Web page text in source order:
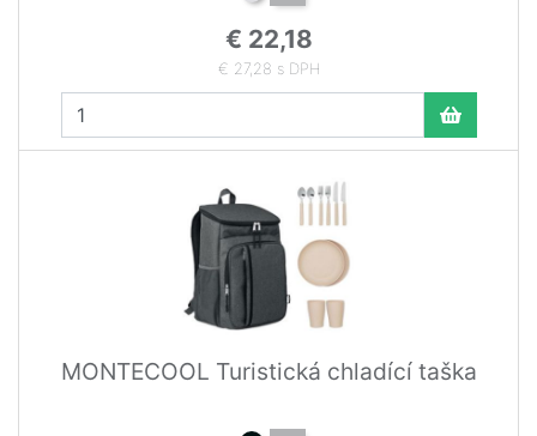
€ 22,18
€ 27,28 s DPH
MONTECOOL Turistická chladící taška